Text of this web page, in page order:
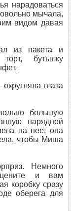
нарадоваться
мычала,
видом давая
из пакета и
бутылку
глаза
большую
нарядной
на нее: она
чтобы Миша
Немного
и вам
коробку сразу
оберега для